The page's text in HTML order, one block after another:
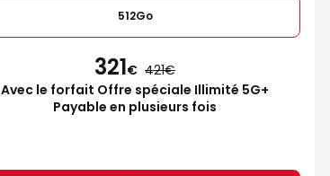
512Go
321€ 421
Avec le forfait Offre spéciale Illimité 5G+
Payable en plusieurs fois